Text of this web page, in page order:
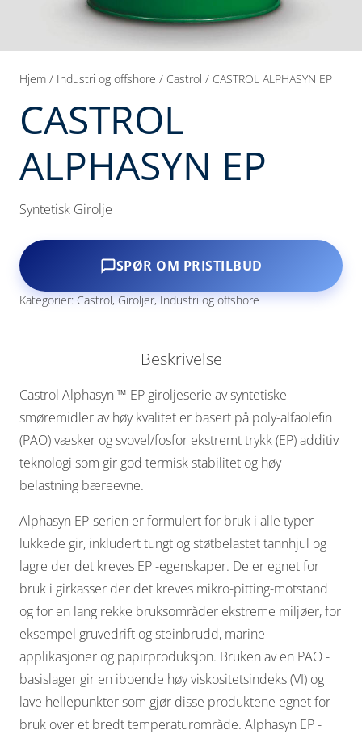
Hjem / Industri og offshore / Castrol / CASTROL ALPHASYN EP
CASTROL
ALPHASYN EP
Syntetisk Girolje
SPØR OM PRISTILBUD
Kategorier:Castrol,Giroljer,Industri og offshore
Beskrivelse
Castrol Alphasyn ™ EP giroljeserie av syntetiske
smøremidler av høy kvalitet er basert på poly-alfaolefin
(PAO) væsker og svovel/fosfor ekstremt trykk (EP) additiv
teknologi som gir god termisk stabilitet og høy
belastning bæreevne.
Alphasyn EP-serien er formulert for bruk i alle typer
lukkede gir, inkludert tungt og støtbelastettannhjul og
lagre der det kreves EP -egenskaper. De er egnet for
bruk i girkasser der det kreves mikro-pitting-motstand
og for en lang rekke bruksområder ekstreme miljøer, for
eksempel gruvedrift og steinbrudd, marine
applikasjoner og papirproduksjon. Bruken av en PAO -
basislager gir en iboende høy viskositetsindeks (VI) og
lave hellepunkter som gjør disse produktene egnet for
bruk over et bredt temperaturområde. Alphasyn EP -